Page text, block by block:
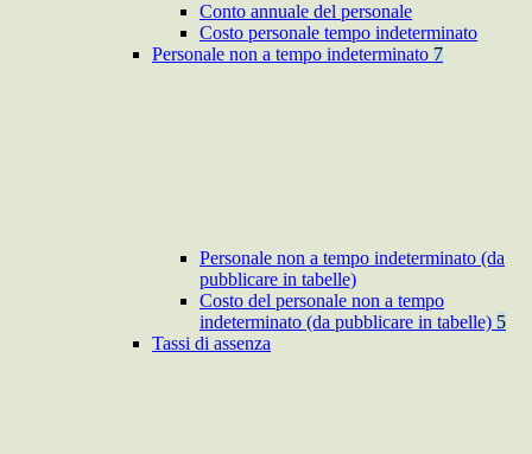
Conto annuale del personale
Costo personale tempo indeterminato
Personale non a tempo indeterminato 7
Personale non a tempo indeterminato (da
pubblicare in tabelle)
Costo del personale non a tempo
indeterminato (da pubblicare in tabelle) 5
Tassi di assenza